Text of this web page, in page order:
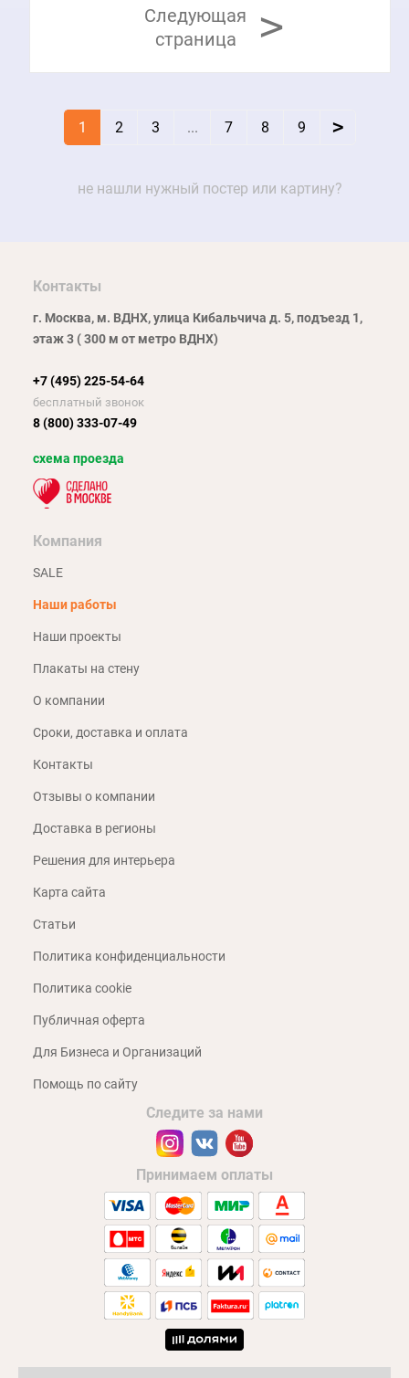
Следующая
страница
>
1 2 3 ... 7 8 9 >
не нашли нужный постер или картину?
Контакты
г. Москва, м. ВДНХ, улица Кибальчича д. 5, подъезд 1,
этаж 3 ( 300 м от метро ВДНХ)
+7 (495) 225-54-64
бесплатный звонок
8 (800) 333-07-49
схема проезда
Компания
SALE
Наши работы
Наши проекты
Плакаты на стену
О компании
Сроки, доставка и оплата
Контакты
Отзывы о компании
Доставка в регионы
Решения для интерьера
Карта сайта
Статьи
Политика конфиденциальности
Политика cookie
Публичная оферта
Для Бизнеса и Организаций
Помощь по сайту
Следите за нами
Принимаем оплаты